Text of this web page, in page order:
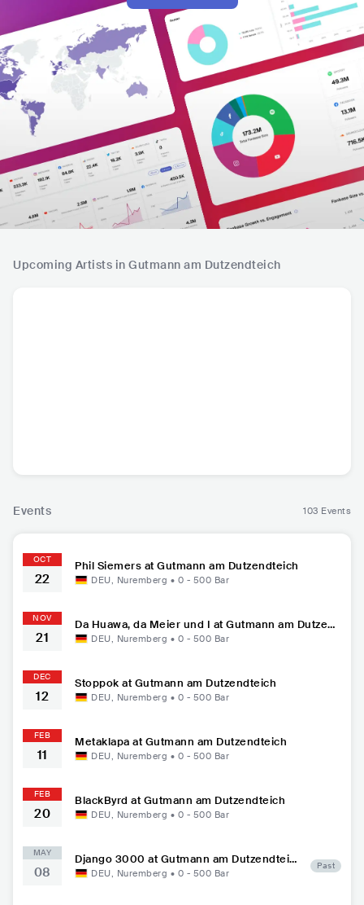
Upcoming Artists in Gutmann am Dutzendteich
Events 103 Events
OCT
22
Phil Siemers at Gutmann am Dutzendteich
DEU, Nuremberg • 0 - 500 Bar
NOV
21
Da Huawa, da Meier und I at Gutmann am Dutzend
teichDEU, Nuremberg • 0 - 500 Bar
DEC
12
Stoppok at Gutmann am Dutzendteich
DEU, Nuremberg • 0 - 500 Bar
FEB
11
Metaklapa at Gutmann am Dutzendteich
DEU, Nuremberg • 0 - 500 Bar
FEB
20
BlackByrd at Gutmann am Dutzendteich
DEU, Nuremberg • 0 - 500 Bar
MAY
08
Django 3000 at Gutmann am Dutzendteic
h
DEU, Nuremberg • 0 - 500 Bar
Past